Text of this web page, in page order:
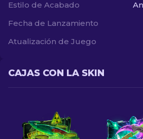
Estilo de Acabado
Fecha de Lanzamiento
Atualización de Juego
CAJAS CON LA SKIN